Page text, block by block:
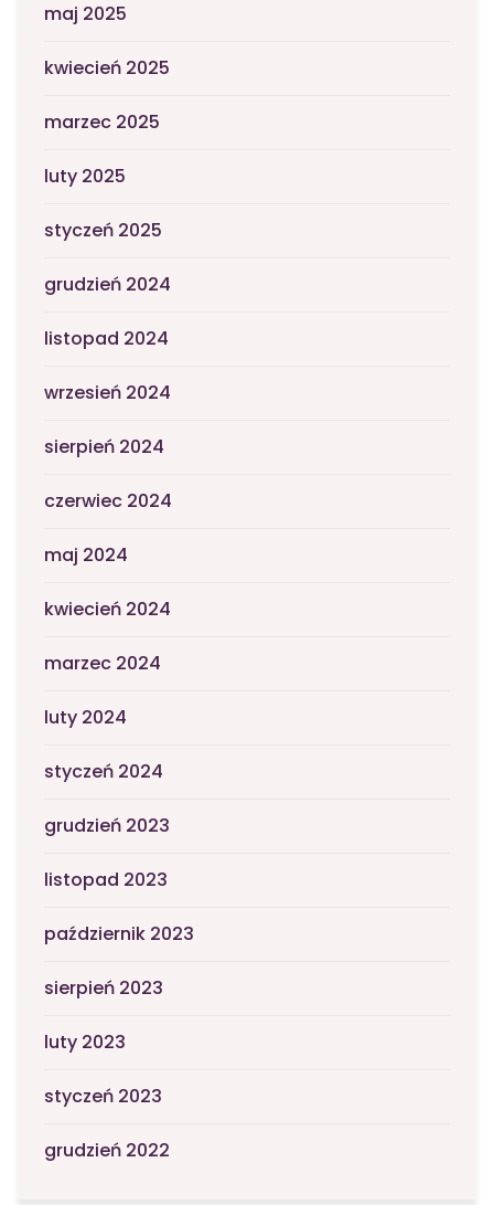
maj 2025
kwiecień 2025
marzec 2025
luty 2025
styczeń 2025
grudzień 2024
listopad 2024
wrzesień 2024
sierpień 2024
czerwiec 2024
maj 2024
kwiecień 2024
marzec 2024
luty 2024
styczeń 2024
grudzień 2023
listopad 2023
październik 2023
sierpień 2023
luty 2023
styczeń 2023
grudzień 2022